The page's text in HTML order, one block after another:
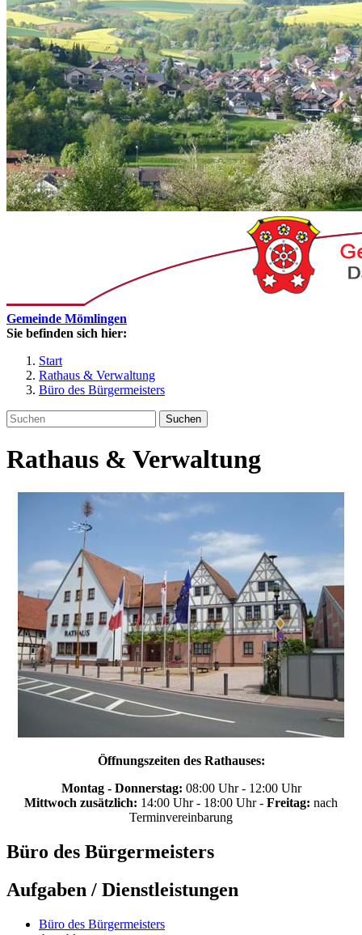
Gemeinde Mömlingen
Sie befinden sich hier:
Start
Rathaus & Verwaltung
Büro des Bürgermeisters
Suchen
Rathaus & Verwaltung
Öffnungszeiten des Rathauses:
Montag - Donnerstag: 08:00 Uhr - 12:00 Uhr
Mittwoch zusätzlich: 14:00 Uhr - 18:00 Uhr - Freitag: nach
Terminvereinbarung
Büro des Bürgermeisters
Aufgaben / Dienstleistungen
Büro des Bürgermeisters